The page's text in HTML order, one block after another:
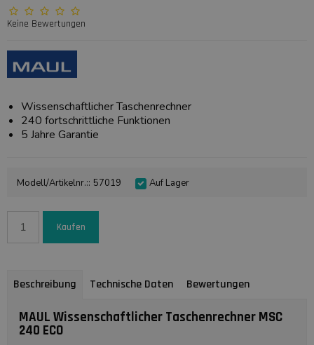
Keine Bewertungen
Wissenschaftlicher Taschenrechner
240 fortschrittliche Funktionen
5 Jahre Garantie
Modell/Artikelnr.:: 57019 Auf Lager
Kaufen
Beschreibung Technische Daten Bewertungen
MAUL Wissenschaftlicher Taschenrechner MSC
240 ECO